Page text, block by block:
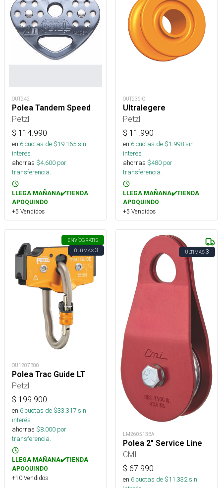
OUT242
Polea Tandem Speed
Petzl
$ 114.990
en 6cuotas de $19.165sin
interés
ahorras $4.600 por
transferencia.
LLEGA MAÑANA✔️TIENDA
APOQUINDO
+5 Vendidos
OUT236-C
Ultralegere
Petzl
$ 11.990
en 6cuotas de $1.998sin
interés
ahorras $480 por
transferencia.
LLEGA MAÑANA✔️TIENDA
APOQUINDO
+5 Vendidos
ENVÍOGRATIS
ÚLTIMAS3
OU1207B00
Polea Trac Guide LT
Petzl
$ 199.900
en 6cuotas de $33.317sin
interés
ahorras $8.000 por
transferencia.
LLEGA MAÑANA✔️TIENDA
APOQUINDO
+10 Vendidos
ÚLTIMAS3
LM260513BA
Polea 2" Service Line
CMI
$ 67.990
en 6cuotas de $11.332sin